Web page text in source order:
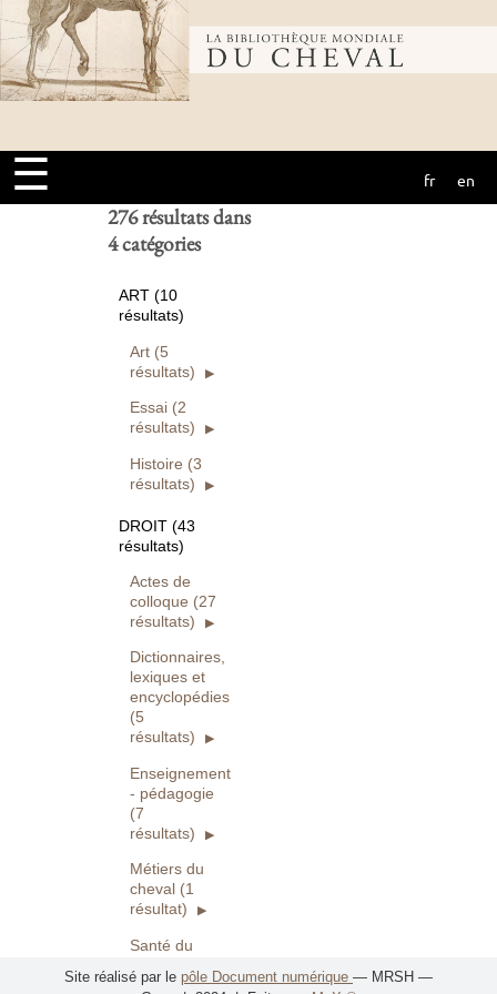
Bibliothèque
mondiale du
cheval
☰ fr en
Ouvrages
numérisés seuls
Réinitialiser
276 résultats dans
4 catégories
ART (10
résultats)
Art (5
résultats)
Essai (2
résultats)
Histoire (3
résultats)
DROIT (43
résultats)
Actes de
colloque (27
résultats)
Dictionnaires,
lexiques et
encyclopédies
(5
résultats)
Enseignement
- pédagogie
(7
résultats)
Métiers du
cheval (1
résultat)
Santé du
résultats)
Site réalisé par le pôle Document numérique — MRSH —